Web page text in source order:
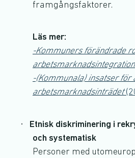
framgångsfaktorer.
Läs mer:
-Kommuners förändrade
-(Kommunala) insatser för
arbetsmarknadsinträdet
·
Etnisk diskriminering i
och systematisk
Personer med